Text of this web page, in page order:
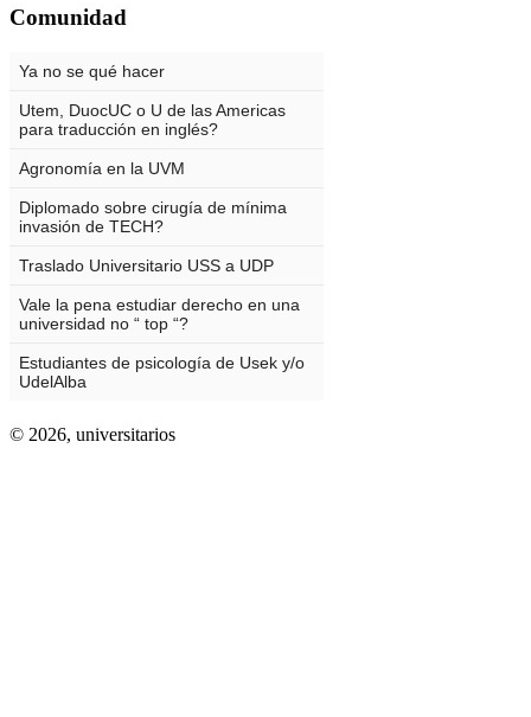
Comunidad
© 2026, universitarios